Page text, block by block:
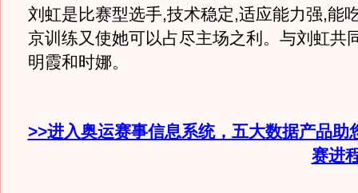
刘虹是比赛型选手,技术稳定,适应能力强,能
京训练又使她可以占尽主场之利。与刘虹共
明霞和时娜。
>>进入奥运赛事信息系统，五大数据产品助
赛进